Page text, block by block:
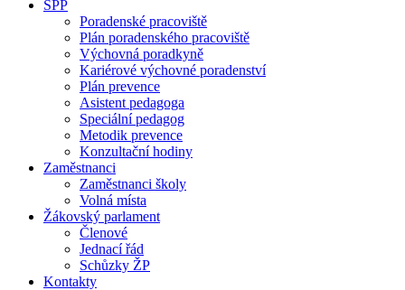
ŠPP
Poradenské pracoviště
Plán poradenského pracoviště
Výchovná poradkyně
Kariérové výchovné poradenství
Plán prevence
Asistent pedagoga
Speciální pedagog
Metodik prevence
Konzultační hodiny
Zaměstnanci
Zaměstnanci školy
Volná místa
Žákovský parlament
Členové
Jednací řád
Schůzky ŽP
Kontakty